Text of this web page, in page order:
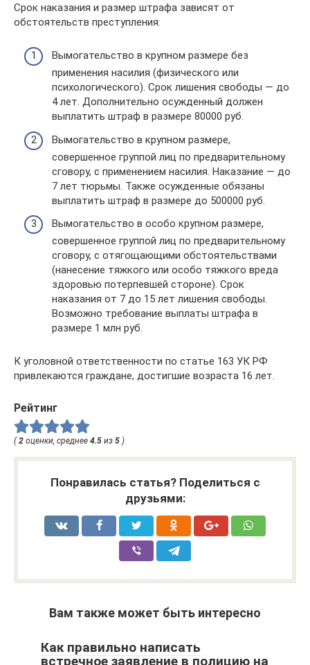
Срок наказания и размер штрафа зависят от
обстоятельств преступления:
Вымогательство в крупном размере без
применения насилия (физического или
психологического). Срок лишения свободы — до
4 лет. Дополнительно осужденный должен
выплатить штраф в размере 80000 руб.
Вымогательство в крупном размере,
совершенное группой лиц по предварительному
сговору, с применением насилия. Наказание — до
7 лет тюрьмы. Также осужденные обязаны
выплатить штраф в размере до 500000 руб.
Вымогательство в особо крупном размере,
совершенное группой лиц по предварительному
сговору, с отягощающими обстоятельствами
(нанесение тяжкого или особо тяжкого вреда
здоровью потерпевшей стороне). Срок
наказания от 7 до 15 лет лишения свободы.
Возможно требование выплаты штрафа в
размере 1 млн руб.
К уголовной ответственности по статье 163 УК РФ
привлекаются граждане, достигшие возраста 16 лет.
Рейтинг
( 2 оценки, среднее 4.5 из 5 )
Понравилась статья? Поделиться с
друзьями:
Вам также может быть интересно
Как правильно написать
встречное заявление в полицию на